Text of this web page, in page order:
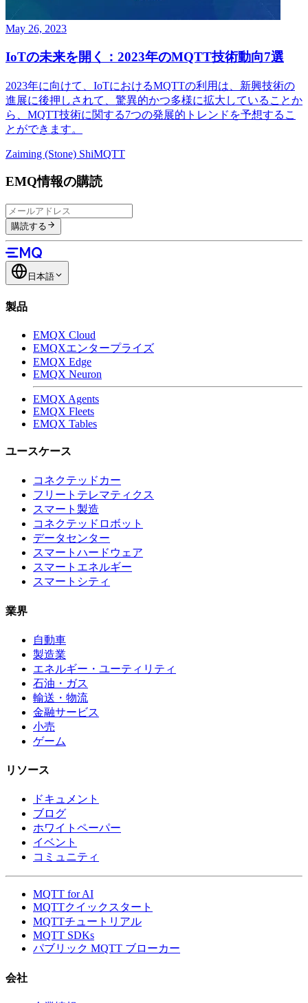
May 26, 2023
IoTの未来を開く：2023年のMQTT技術動向7選
2023年に向けて、IoTにおけるMQTTの利用は、新興技術の
進展に後押しされて、驚異的かつ多様に拡大していることか
ら、MQTT技術に関する7つの発展的トレンドを予想するこ
とができます。
Zaiming (Stone) ShiMQTT
EMQ情報の購読
購読する
日本語
製品
EMQX Cloud
EMQXエンタープライズ
EMQX Edge
EMQX Neuron
EMQX Agents
EMQX Fleets
EMQX Tables
ユースケース
コネクテッドカー
フリートテレマティクス
スマート製造
コネクテッドロボット
データセンター
スマートハードウェア
スマートエネルギー
スマートシティ
業界
自動車
製造業
エネルギー・ユーティリティ
石油・ガス
輸送・物流
金融サービス
小売
ゲーム
リソース
ドキュメント
ブログ
ホワイトペーパー
イベント
コミュニティ
MQTT for AI
MQTTクイックスタート
MQTTチュートリアル
MQTT SDKs
パブリック MQTT ブローカー
会社